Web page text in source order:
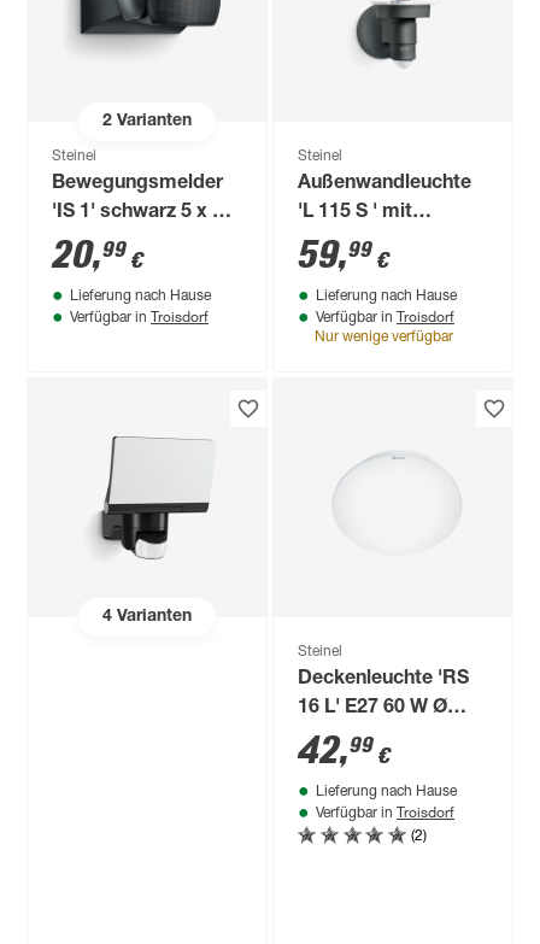
2Varianten
Steinel
Bewegungsmelder
'IS 1' schwarz 5 x 8 x
12 cm
20,99 €
Lieferung nach Hause
Verfügbar in Troisdorf
Steinel
Außenwandleuchte
'L 115 S ' mit
Bewegungssensor
60 W IP 44 21,5 x 33
cm
59,99 €
Lieferung nach Hause
Verfügbar in Troisdorf
Nur wenige verfügbar
4Varianten
Steinel
Deckenleuchte 'RS
16 L' E27 60 W Ø
27,5 x 9,5 cm
42,99 €
Lieferung nach Hause
Verfügbar in Troisdorf
(2)